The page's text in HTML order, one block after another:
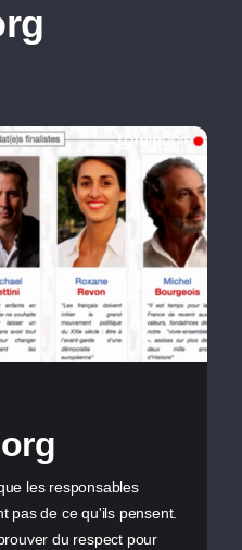
les responsables
pas de ce qu'ils pensent.
du respect pour